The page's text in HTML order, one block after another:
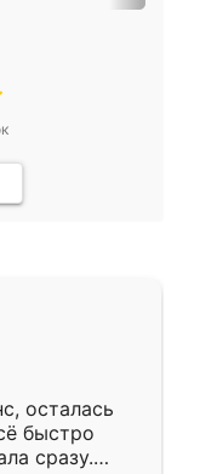
осталась
быстро
сразу.